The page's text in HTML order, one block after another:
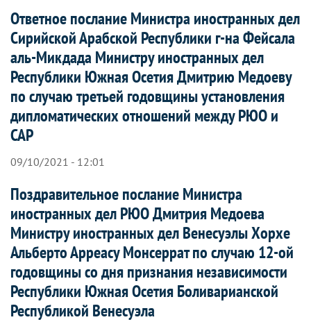
Ответное послание Министра иностранных дел
Сирийской Арабской Республики г-на Фейсала
аль-Микдада Министру иностранных дел
Республики Южная Осетия Дмитрию Медоеву
по случаю третьей годовщины установления
дипломатических отношений между РЮО и
САР
09/10/2021 - 12:01
Поздравительное послание Министра
иностранных дел РЮО Дмитрия Медоева
Министру иностранных дел Венесуэлы Хорхе
Альберто Арреасу Монсеррат по случаю 12-ой
годовщины со дня признания независимости
Республики Южная Осетия Боливарианской
Республикой Венесуэла